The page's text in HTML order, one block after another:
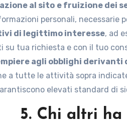
al sito e fruizione dei
personali, necessarie
di legittimo interesse, ad
su tua richiesta e con il tuo
agli obblighi derivanti
a tutte le attività sopra
elevati standard di
5. Chi altri